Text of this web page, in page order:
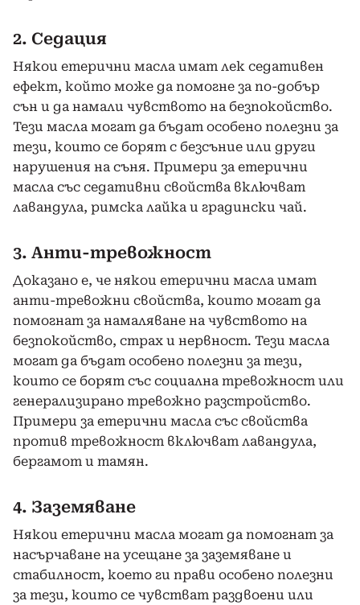
2. Седация
Някои етерични масла имат лек седативен
ефект, който може да помогне за по-добър
сън и да намали чувството на безпокойство.
Тези масла могат да бъдат особено полезни за
тези, които се борят с безсъние или други
нарушения на съня. Примери за етерични
масла със седативни свойства включват
лавандула, римска лайка и градински чай.
3. Анти-тревожност
Доказано е, че някои етерични масла имат
анти-тревожни свойства, които могат да
помогнат за намаляване на чувството на
безпокойство, страх и нервност. Тези масла
могат да бъдат особено полезни за тези,
които се борят със социална тревожност или
генерализирано тревожно разстройство.
Примери за етерични масла със свойства
против тревожност включват лавандула,
бергамот и тамян.
4. Заземяване
Някои етерични масла могат да помогнат за
насърчаване на усещане за заземяване и
стабилност, което ги прави особено полезни
за тези, които се чувстват раздвоени или